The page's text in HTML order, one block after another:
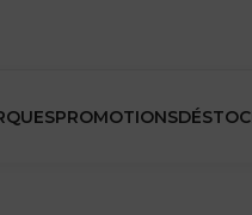
PROMOTIONS